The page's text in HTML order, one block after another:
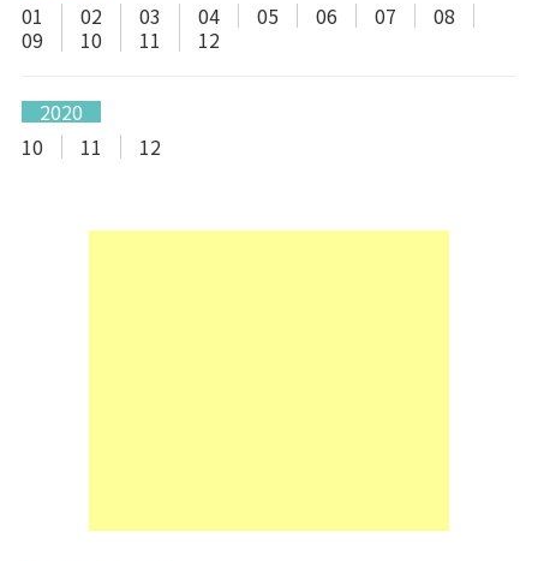
01
02 03 04 05 06 07
08
09
10 11 12
2020
10
11 12